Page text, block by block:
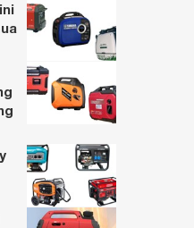
đầu nhỏ Mitutoyo
bán